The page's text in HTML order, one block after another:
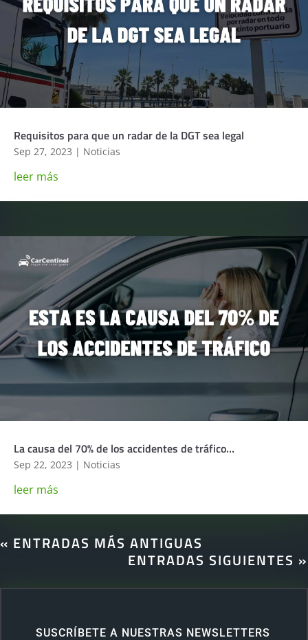
Requisitos para que un radar de la DGT sea legal
Sep 27, 2023 | Noticias
leer más
La causa del 70% de los accidentes de tráfico…
Sep 22, 2023 | Noticias
leer más
« ENTRADAS MÁS ANTIGUAS
ENTRADAS SIGUIENTES »
SUSCRÍBETE A NUESTRAS NEWSLETTERS